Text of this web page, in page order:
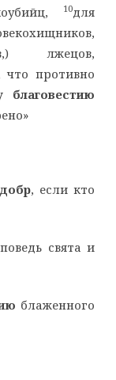
10для
лжецов,
что противно
благовестию
, если кто
свята и
блаженного